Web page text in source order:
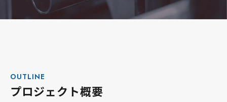
OUTLINE
プロジェクト概要